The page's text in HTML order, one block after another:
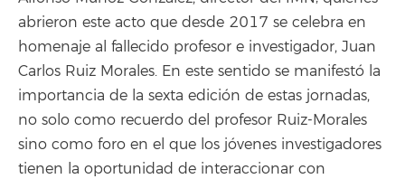
abrieron este acto que desde 2017 se celebra en
homenaje al fallecido profesor e investigador, Juan
Carlos Ruiz Morales. En este sentido se manifestó la
importancia de la sexta edición de estas jornadas,
no solo como recuerdo del profesor Ruiz-Morales
sino como foro en el que los jóvenes investigadores
tienen la oportunidad de interaccionar con